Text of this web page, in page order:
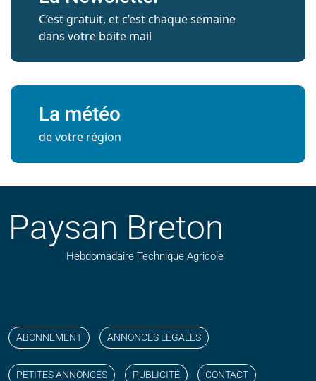
C’est gratuit, et c’est chaque semaine
dans votre boite mail
La météo
de votre région
Paysan Breton
Hebdomadaire Technique Agricole
ABONNEMENT ANNONCES LÉGALES
PETITES ANNONCES PUBLICITÉ CONTACT